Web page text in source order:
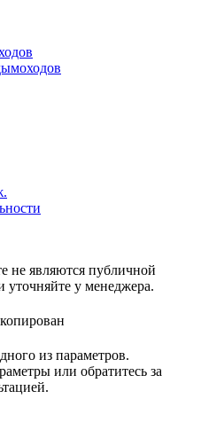
не являются публичной
у менеджера.
из параметров.
или обратитесь за